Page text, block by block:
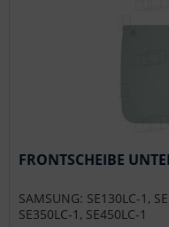
FRONTSCHEIBE
SAMSUNG: SE130LC-1,
SE350LC-1, SE450LC-1